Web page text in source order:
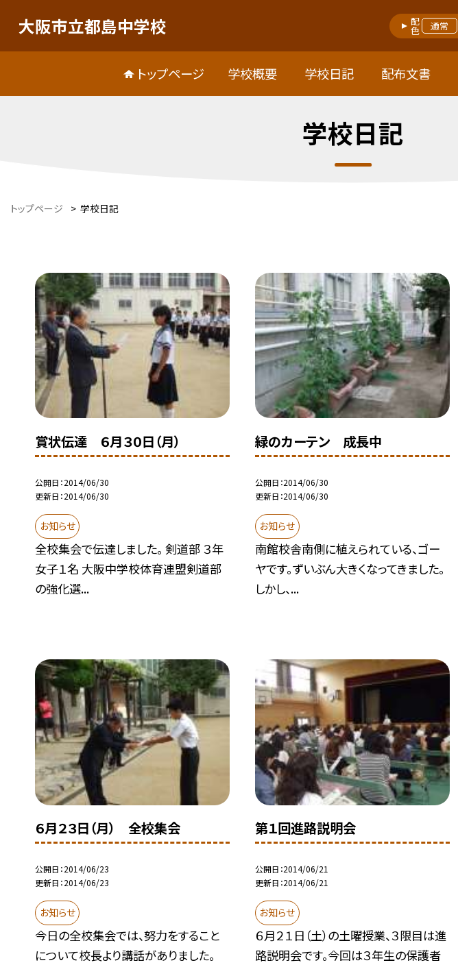
大阪市立都島中学校 配色 通常
トップページ 学校概要 学校日記 配布文書
学校日記
トップページ > 学校日記
賞状伝達 ６月３０日（月）
公開日 2014/06/30
更新日 2014/06/30
お知らせ
全校集会で伝達しました。 剣道部 ３年
女子１名 大阪中学校体育連盟剣道部
の強化選...
緑のカーテン 成長中
公開日 2014/06/30
更新日 2014/06/30
お知らせ
南館校舎南側に植えられている、ゴー
ヤです。ずいぶん大きくなってきました。
しかし、...
６月２３日（月） 全校集会
公開日 2014/06/23
更新日 2014/06/23
お知らせ
今日の全校集会では、努力をすること
について校長より講話がありました。
第１回進路説明会
公開日 2014/06/21
更新日 2014/06/21
お知らせ
６月２１日（土）の土曜授業、３限目は進
路説明会です。今回は３年生の保護者